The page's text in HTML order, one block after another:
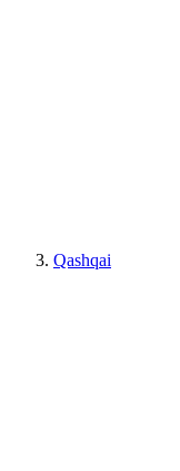
Qashqai